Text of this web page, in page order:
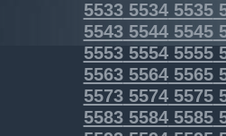
553355345535
554355445545
555355545555
556355645565
557355745575
558355845585